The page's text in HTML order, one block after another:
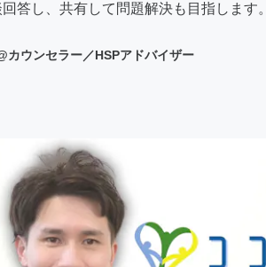
回答し、共有して問題解決も目指します。
カウンセラー／HSPアドバイザー